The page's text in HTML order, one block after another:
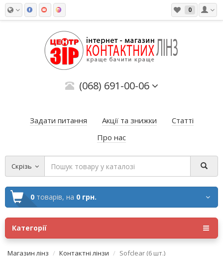
0
(068) 691-00-06
Задати питання Акції та знижки
Статті
Про нас
Скрізь
0 товарів, на 0 грн.
Категорії
Магазин лінз Контактні лінзи Sofclear (6 шт.)